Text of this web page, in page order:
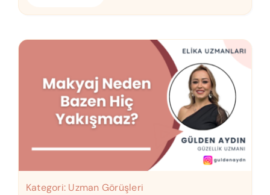
Kategori: Uzman Görüşleri